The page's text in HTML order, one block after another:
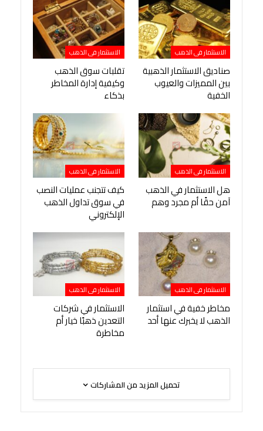
الاستثمار فى الذهب
صناديق الاستثمار الذهبية
بين المميزات والعيوب
الخفية
الاستثمار فى الذهب
تقلبات سوق الذهب
وكيفية إدارة المخاطر
بذكاء
الاستثمار فى الذهب
هل الاستثمار في الذهب
آمن حقًا أم مجرد وهم
الاستثمار فى الذهب
كيف تتجنب عمليات النصب
في سوق تداول الذهب
الإلكتروني
الاستثمار فى الذهب
مخاطر خفية في استثمار
الذهب لا يخبرك عنها أحد
الاستثمار فى الذهب
الاستثمار في شركات
التعدين ذهبًا خيار أم
مخاطرة
تحميل المزيد من المشاركات